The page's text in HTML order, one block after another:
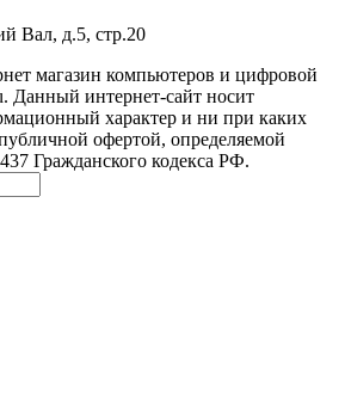
Вал, д.5, стр.20
магазин компьютеров и цифровой
Данный интернет-сайт носит
характер и ни при каких
офертой, определяемой
Гражданского кодекса РФ.